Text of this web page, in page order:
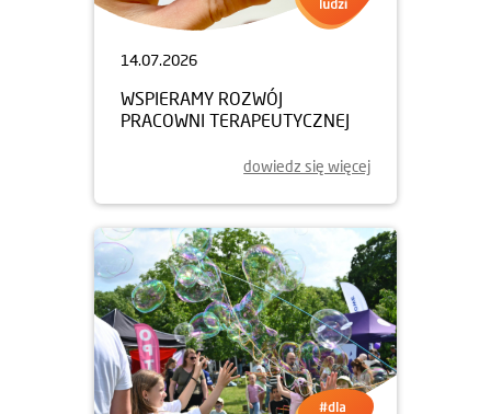
14.07.2026
WSPIERAMY ROZWÓJ
PRACOWNI TERAPEUTYCZNEJ
dowiedz się więcej